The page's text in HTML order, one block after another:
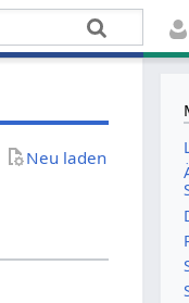
Neu laden